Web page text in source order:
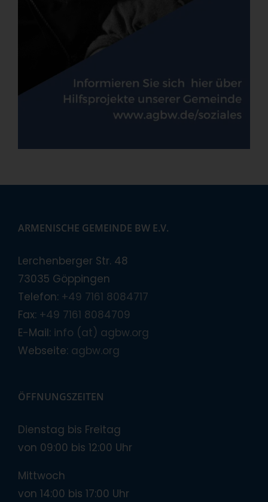
ARMENISCHE GEMEINDE BW E.V.
Lerchenberger Str. 48
73035 Göppingen
Telefon: +49 7161 8084717
Fax: +49 7161 8084709
E-Mail: info (at) agbw.org
Webseite: agbw.org
ÖFFNUNGSZEITEN
Dienstag bis Freitag
von 09:00 bis 12:00 Uhr
Mittwoch
von 14:00 bis 17:00 Uhr